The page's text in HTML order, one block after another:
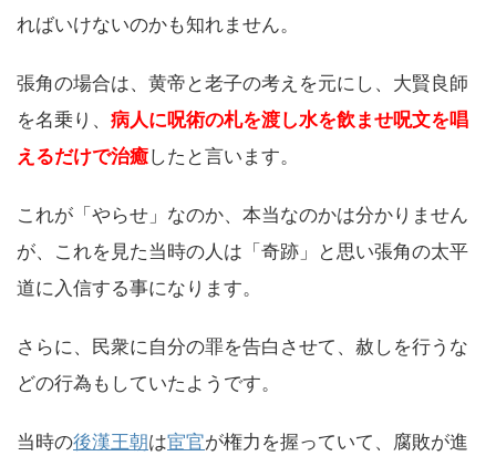
ればいけないのかも知れません。
張角の場合は、黄帝と老子の考えを元にし、大賢良師
を名乗り、 病人に呪術の札を渡し水を飲ませ呪文を唱
えるだけで治癒したと言います。
これが「やらせ」なのか、本当なのかは分かりません
が、これを見た当時の人は「奇跡」と思い張角の太平
道に入信する事になります。
さらに、民衆に自分の罪を告白させて、赦しを行うな
どの行為もしていたようです。
当時の後漢王朝は宦官が権力を握っていて、腐敗が進